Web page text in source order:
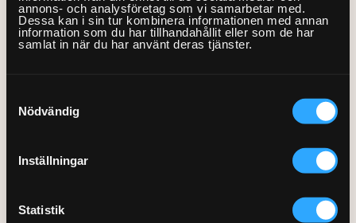
annons- och analysföretag som vi samarbetar med.
Dessa kan i sin tur kombinera informationen med annan
information som du har tillhandahållit eller som de har
samlat in när du har använt deras tjänster.
Nödvändig
Inställningar
Statistik
Använd gärna en laseravståndsmätare för att få ett
korrekt mått som möjligt, eller kontrollmät flera
känsla för hur stor plats garderoben kommer att ta.
Mät på flera ställen, både på bredden och höjden.
När du bestämmer storleken på din platsbyggda
garderob ska du utgå från det minsta måttet på